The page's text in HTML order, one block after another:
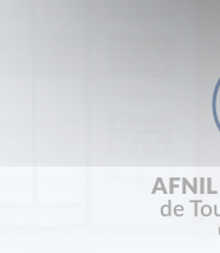
AFNIL
de